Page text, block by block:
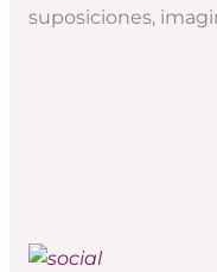
suposiciones,